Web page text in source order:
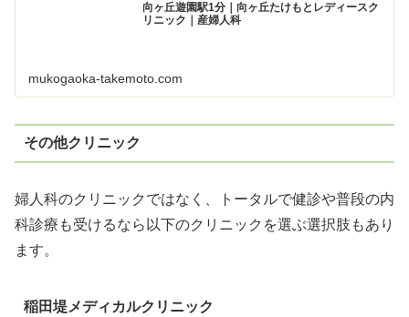
向ヶ丘遊園駅1分｜向ヶ丘たけもとレディースク
リニック｜産婦人科
mukogaoka-takemoto.com
その他クリニック
婦人科のクリニックではなく、トータルで健診や普段の内
科診療も受けるなら以下のクリニックを選ぶ選択肢もあり
ます。
稲田堤メディカルクリニック